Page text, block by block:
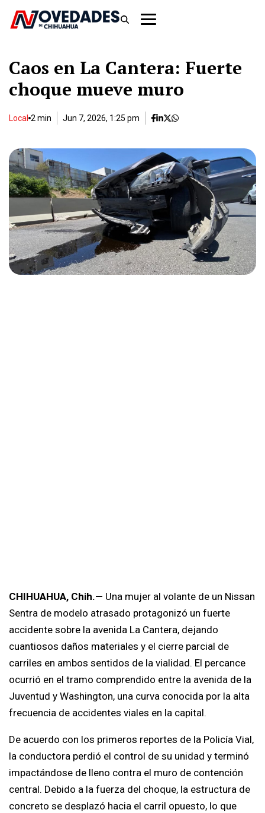
Caos en La Cantera: Fuerte
choque mueve muro
Local 2 min Jun 7, 2026, 1:25 pm
CHIHUAHUA, Chih.— Una mujer al volante de un Nissan
Sentra de modelo atrasado protagonizó un fuerte
accidente sobre la avenida La Cantera, dejando
cuantiosos daños materiales y el cierre parcial de
carriles en ambos sentidos de la vialidad. El percance
ocurrió en el tramo comprendido entre la avenida de la
Juventud y Washington, una curva conocida por la alta
frecuencia de accidentes viales en la capital.
De acuerdo con los primeros reportes de la Policía Vial,
la conductora perdió el control de su unidad y terminó
impactándose de lleno contra el muro de contención
central. Debido a la fuerza del choque, la estructura de
concreto se desplazó hacia el carril opuesto, lo que